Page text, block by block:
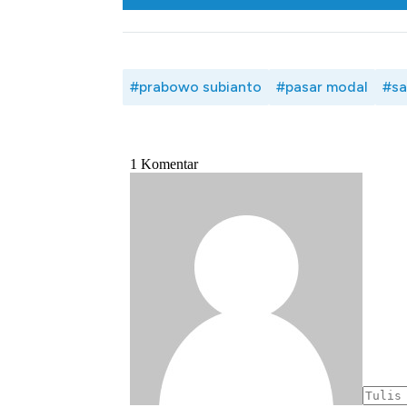
#prabowo subianto #pasar modal